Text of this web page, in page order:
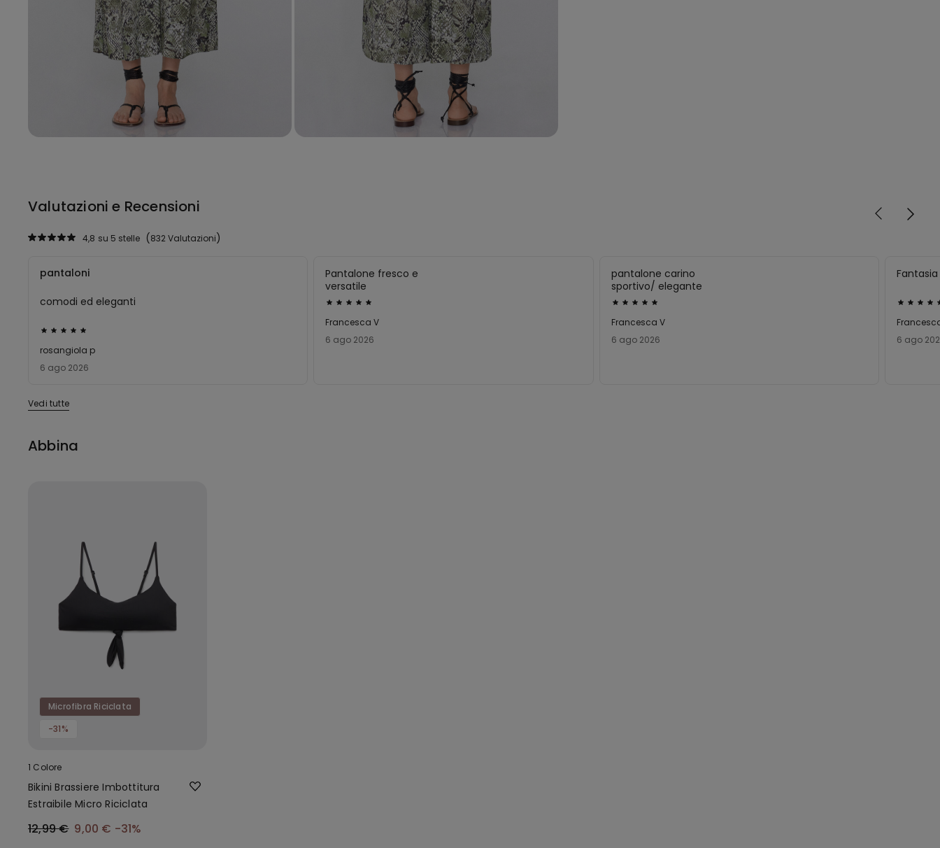
Valutazioni e Recensioni
832 Valutazioni
4,8 su 5 stelle
Valutato
5
su
pantaloni
comodi ed eleganti
6 ago 2026
rosangiola p
Valutato
5
su
Pantalone fresco e
versatile
6 ago 2026
Francesca V
Valutato
5
su
pantalone carino
sportivo/ elegante
6 ago 2026
Francesca V
Valutato
5
su
6 ago
Vedi tutte
Abbina
Microfibra Riciclata
-31%
1 Colore
Bikini Brassiere Imbottitura
Estraibile Micro Riciclata
12,99 € 9,00 € -31%